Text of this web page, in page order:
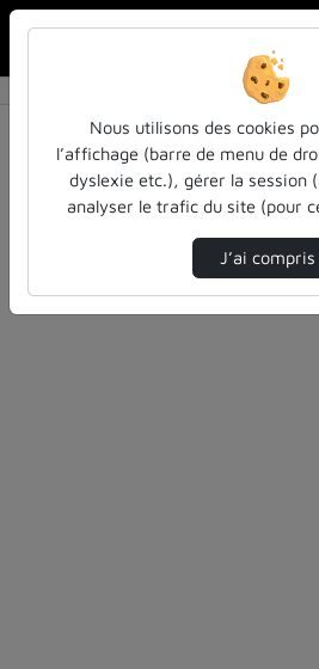
0 vidéo trouvée
Audio Vidéo Statistiques
Direction de tri
Désolé, aucune vidéo trouvée.
Nous utilisons des cookies
l’affichage (barre de menu de
dyslexie etc.), gérer la session
analyser le trafic du site (pour
J’ai compris